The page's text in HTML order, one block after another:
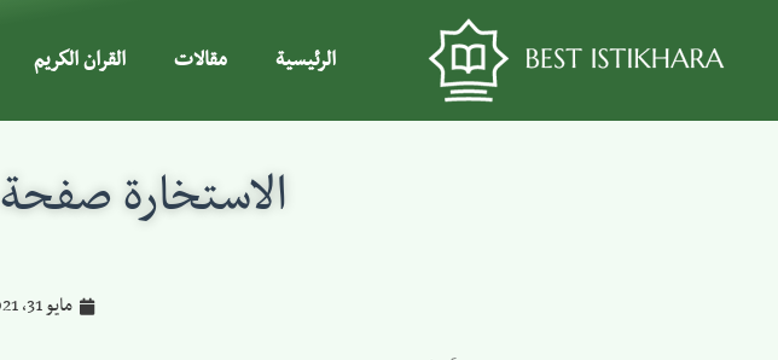
الرئيسية مقالات القران الكريم
الاستخارة صفحة 53 من القرآن الكريم
مايو 31, 2021